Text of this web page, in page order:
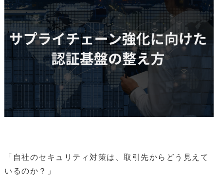
「自社のセキュリティ対策は、取引先からどう見えて
いるのか？」